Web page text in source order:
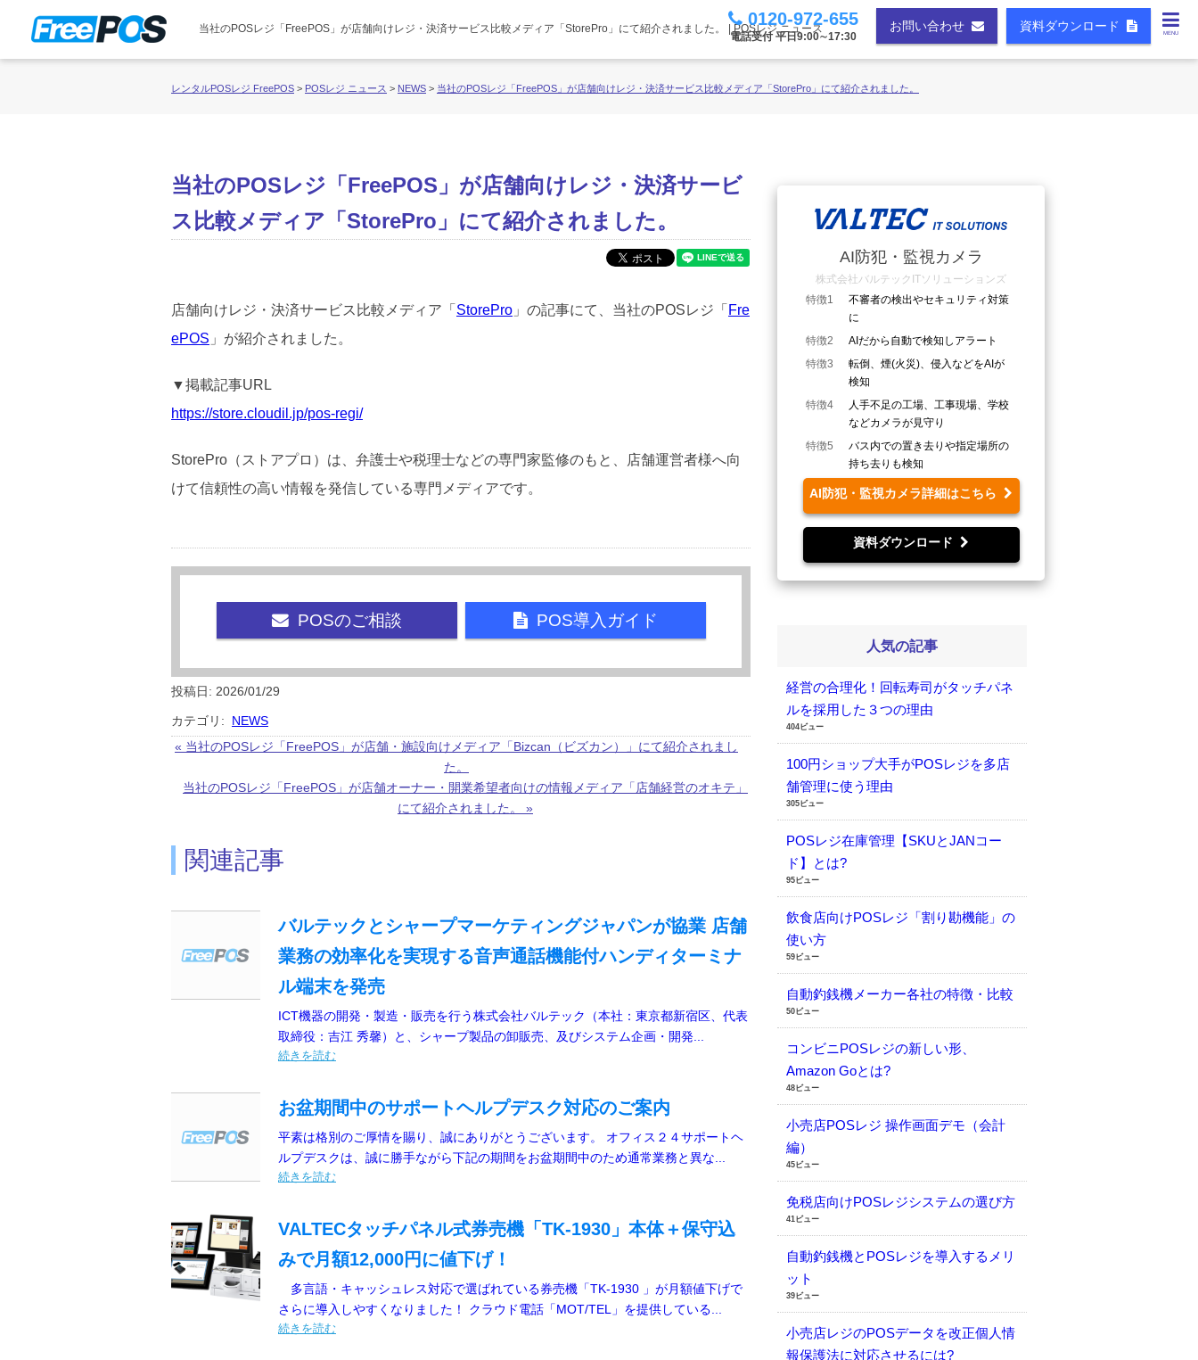
当社のPOSレジ「FreePOS」が店舗向けレジ・決済サービス比較メディア「StorePro」にて紹介されました。 | POSレジ ニュース MENU
資料ダウンロード
お問い合わせ
0120-972-655
電話受付 平日9:00∼17:30
レンタルPOSレジ FreePOS > POSレジ ニュース > NEWS > 当社のPOSレジ「FreePOS」が店舗向けレジ・決済サービス比較メディア「StorePro」にて紹介されました。
当社のPOSレジ「FreePOS」が店舗向けレジ・決済サービ
ス比較メディア「StorePro」にて紹介されました。
店舗向けレジ・決済サービス比較メディア「 StorePro 」の記事にて、当社のPOSレジ「 Fre
ePOS 」が紹介されました。
▼掲載記事URL
https://store.cloudil.jp/pos-regi/
StorePro（ストアプロ）は、弁護士や税理士などの専門家監修のもと、店舗運営者様へ向
けて信頼性の高い情報を発信している専門メディアです。
POS導入ガイド
POSのご相談
投稿日: 2026/01/29
カテゴリ: NEWS
« 当社のPOSレジ「FreePOS」が店舗・施設向けメディア「Bizcan（ビズカン）」にて紹介されまし
た。
当社のPOSレジ「FreePOS」が店舗オーナー・開業希望者向けの情報メディア「店舗経営のオキテ」
にて紹介されました。 »
関連記事
バルテックとシャープマーケティングジャパンが協業 店舗
業務の効率化を実現する音声通話機能付ハンディターミナ
ル端末を発売
ICT機器の開発・製造・販売を行う株式会社バルテック（本社：東京都新宿区、代表
取締役：吉江 秀馨）と、シャープ製品の卸販売、及びシステム企画・開発...
続きを読む
お盆期間中のサポートヘルプデスク対応のご案内
平素は格別のご厚情を賜り、誠にありがとうございます。 オフィス２４サポートヘ
ルプデスクは、誠に勝手ながら下記の期間をお盆期間中のため通常業務と異な...
続きを読む
VALTECタッチパネル式券売機「TK-1930」本体＋保守込
みで月額12,000円に値下げ！
多言語・キャッシュレス対応で選ばれている券売機「TK-1930 」が月額値下げで
さらに導入しやすくなりました！ クラウド電話「MOT/TEL」を提供している...
続きを読む
AI防犯・監視カメラ
株式会社バルテックITソリューションズ
特徴1
不審者の検出やセキュリティ対策
に
特徴2
AIだから自動で検知しアラート
特徴3
転倒、煙(火災)、侵入などをAIが
検知
特徴4
人手不足の工場、工事現場、学校
などカメラが見守り
特徴5
バス内での置き去りや指定場所の
持ち去りも検知
AI防犯・監視カメラ詳細はこちら
資料ダウンロード
人気の記事
経営の合理化！回転寿司がタッチパネ
ルを採用した３つの理由
404ビュー
100円ショップ大手がPOSレジを多店
舗管理に使う理由
305ビュー
POSレジ在庫管理【SKUとJANコー
ド】とは?
95ビュー
飲食店向けPOSレジ「割り勘機能」の
使い方
59ビュー
自動釣銭機メーカー各社の特徴・比較
50ビュー
コンビニPOSレジの新しい形、
Amazon Goとは?
48ビュー
小売店POSレジ 操作画面デモ（会計
編）
45ビュー
免税店向けPOSレジシステムの選び方
41ビュー
自動釣銭機とPOSレジを導入するメリ
ット
39ビュー
小売店レジのPOSデータを改正個人情
報保護法に対応させるには?